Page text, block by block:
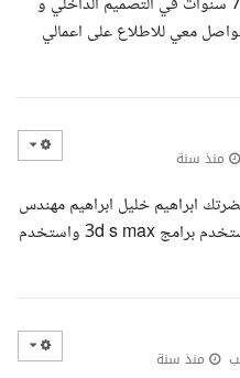
معي للاطلاع على اعمالي
منذ سنة
ابراهيم خليل ابراهيم مهندس
كهرباء واعمل كمصمم ثلاثى الابعاد واستخدم برامج 3d s max واستخدم
منذ سنة